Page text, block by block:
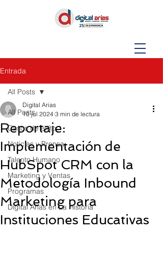
Entrada
All Posts
Casos de éxito
Noticias y Prensa
Talento Humano
Marketing y Ventas
Programas
Digital Arias en La Historia
All Posts
Reportaje:
Implementación de
HubSpot CRM con la
Metodología Inbound
Marketing para
Instituciones Educativas
Digital Arias
10 jul 2024 3 min de lectura